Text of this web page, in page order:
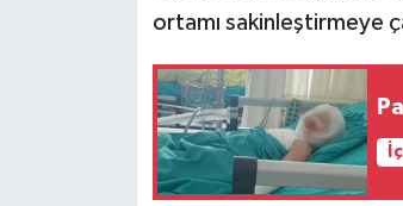
ortamı sakinleştirmeye